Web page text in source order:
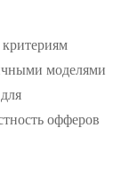
моделями
офферов